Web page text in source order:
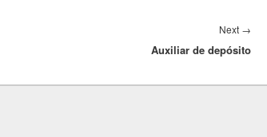
Next →
post:
Auxiliar de depósito